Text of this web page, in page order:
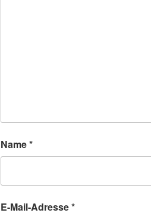
Name*
E-Mail-Adresse*